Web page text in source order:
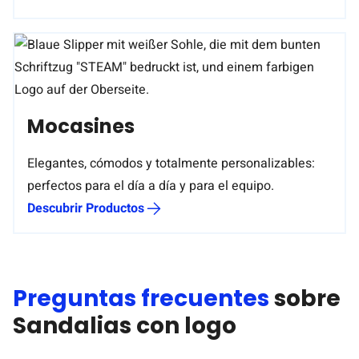
Mocasines
Elegantes, cómodos y totalmente personalizables:
perfectos para el día a día y para el equipo.
Descubrir Productos
Preguntas frecuentessobre
Sandalias con logo